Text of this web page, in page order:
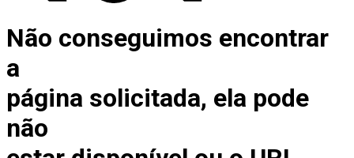
Não conseguimos encontrar
a
página solicitada, ela pode
não